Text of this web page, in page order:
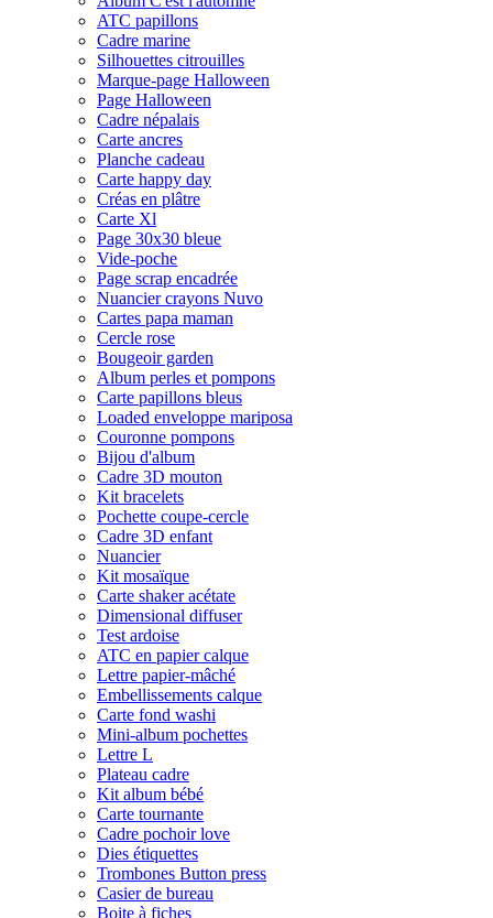
ATC papillons
Cadre marine
Silhouettes citrouilles
Marque-page Halloween
Page Halloween
Cadre népalais
Carte ancres
Planche cadeau
Carte happy day
Créas en plâtre
Carte Xl
Page 30x30 bleue
Vide-poche
Page scrap encadrée
Nuancier crayons Nuvo
Cartes papa maman
Cercle rose
Bougeoir garden
Album perles et pompons
Carte papillons bleus
Loaded enveloppe mariposa
Couronne pompons
Bijou d'album
Cadre 3D mouton
Kit bracelets
Pochette coupe-cercle
Cadre 3D enfant
Nuancier
Kit mosaïque
Carte shaker acétate
Dimensional diffuser
Test ardoise
ATC en papier calque
Lettre papier-mâché
Embellissements calque
Carte fond washi
Mini-album pochettes
Lettre L
Plateau cadre
Kit album bébé
Carte tournante
Cadre pochoir love
Dies étiquettes
Trombones Button press
Casier de bureau
Boite à fiches